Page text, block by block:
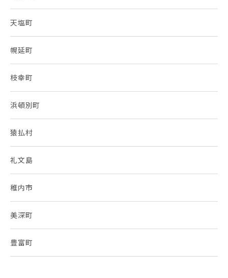
天塩町
幌延町
枝幸町
浜頓別町
猿払村
礼文島
稚内市
美深町
豊富町